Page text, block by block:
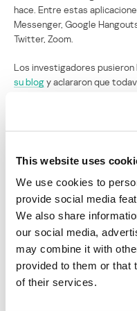
This website uses
We use cookies to
provide social media
We also share
our social media,
may combine it with
provided to them or that
of their services.
hace. Entre estas
Messenger, Google
Twitter, Zoom.
Los investigadores pusieron
su blogy aclararon que
enlaces son un buen
Fuentes
Why You Should Stop Using
Forbes
Experts Warn of Privacy
Messaging Apps
• The Hacker
Link Previews: How a
Security Risks• Mysk Blog